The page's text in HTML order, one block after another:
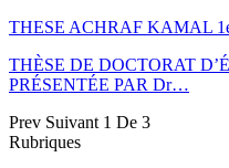
THESE ACHRAF KAMAL
THÈSE DE DOCTORAT
PRÉSENTÉE PAR Dr…
Prev Suivant 1 De 3
Rubriques